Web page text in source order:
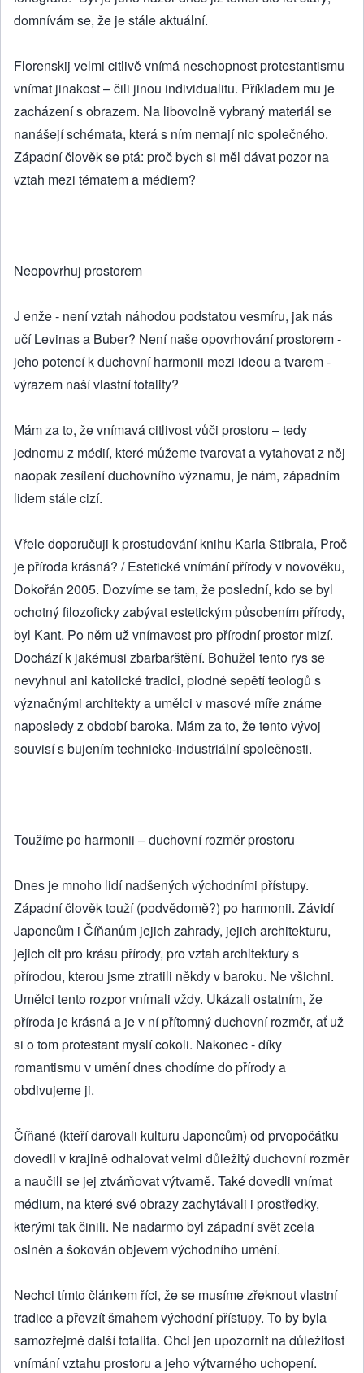
domnívám se, že je stále aktuální.
Florenskij velmi citlivě vnímá neschopnost protestantismu
vnímat jinakost – čili jinou individualitu. Příkladem mu je
zacházení s obrazem. Na libovolně vybraný materiál se
nanášejí schémata, která s ním nemají nic společného.
Západní člověk se ptá: proč bych si měl dávat pozor na
vztah mezi tématem a médiem?
Neopovrhuj prostorem
J enže - není vztah náhodou podstatou vesmíru, jak nás
učí Levinas a Buber? Není naše opovrhování prostorem -
jeho potencí k duchovní harmonii mezi ideou a tvarem -
výrazem naší vlastní totality?
Mám za to, že vnímavá citlivost vůči prostoru – tedy
jednomu z médií, které můžeme tvarovat a vytahovat z něj
naopak zesílení duchovního významu, je nám, západním
lidem stále cizí.
Vřele doporučuji k prostudování knihu Karla Stibrala, Proč
je příroda krásná? / Estetické vnímání přírody v novověku,
Dokořán 2005. Dozvíme se tam, že poslední, kdo se byl
ochotný filozoficky zabývat estetickým působením přírody,
byl Kant. Po něm už vnímavost pro přírodní prostor mizí.
Dochází k jakémusi zbarbarštění. Bohužel tento rys se
nevyhnul ani katolické tradici, plodné sepětí teologů s
význačnými architekty a umělci v masové míře známe
naposledy z období baroka. Mám za to, že tento vývoj
souvisí s bujením technicko-industriální společnosti.
Toužíme po harmonii – duchovní rozměr prostoru
Dnes je mnoho lidí nadšených východními přístupy.
Západní člověk touží (podvědomě?) po harmonii. Závidí
Japoncům i Číňanům jejich zahrady, jejich architekturu,
jejich cit pro krásu přírody, pro vztah architektury s
přírodou, kterou jsme ztratili někdy v baroku. Ne všichni.
Umělci tento rozpor vnímali vždy. Ukázali ostatním, že
příroda je krásná a je v ní přítomný duchovní rozměr, ať už
si o tom protestant myslí cokoli. Nakonec - díky
romantismu v umění dnes chodíme do přírody a
obdivujeme ji.
Číňané (kteří darovali kulturu Japoncům) od prvopočátku
dovedli v krajině odhalovat velmi důležitý duchovní rozměr
a naučili se jej ztvárňovat výtvarně. Také dovedli vnímat
médium, na které své obrazy zachytávali i prostředky,
kterými tak činili. Ne nadarmo byl západní svět zcela
oslněn a šokován objevem východního umění.
Nechci tímto článkem říci, že se musíme zřeknout vlastní
tradice a převzít šmahem východní přístupy. To by byla
samozřejmě další totalita. Chci jen upozornit na důležitost
vnímání vztahu prostoru a jeho výtvarného uchopení.